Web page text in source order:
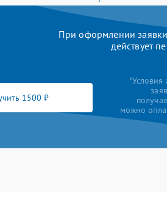
При оформлении
действует
1500 ₽
*Условия
можно